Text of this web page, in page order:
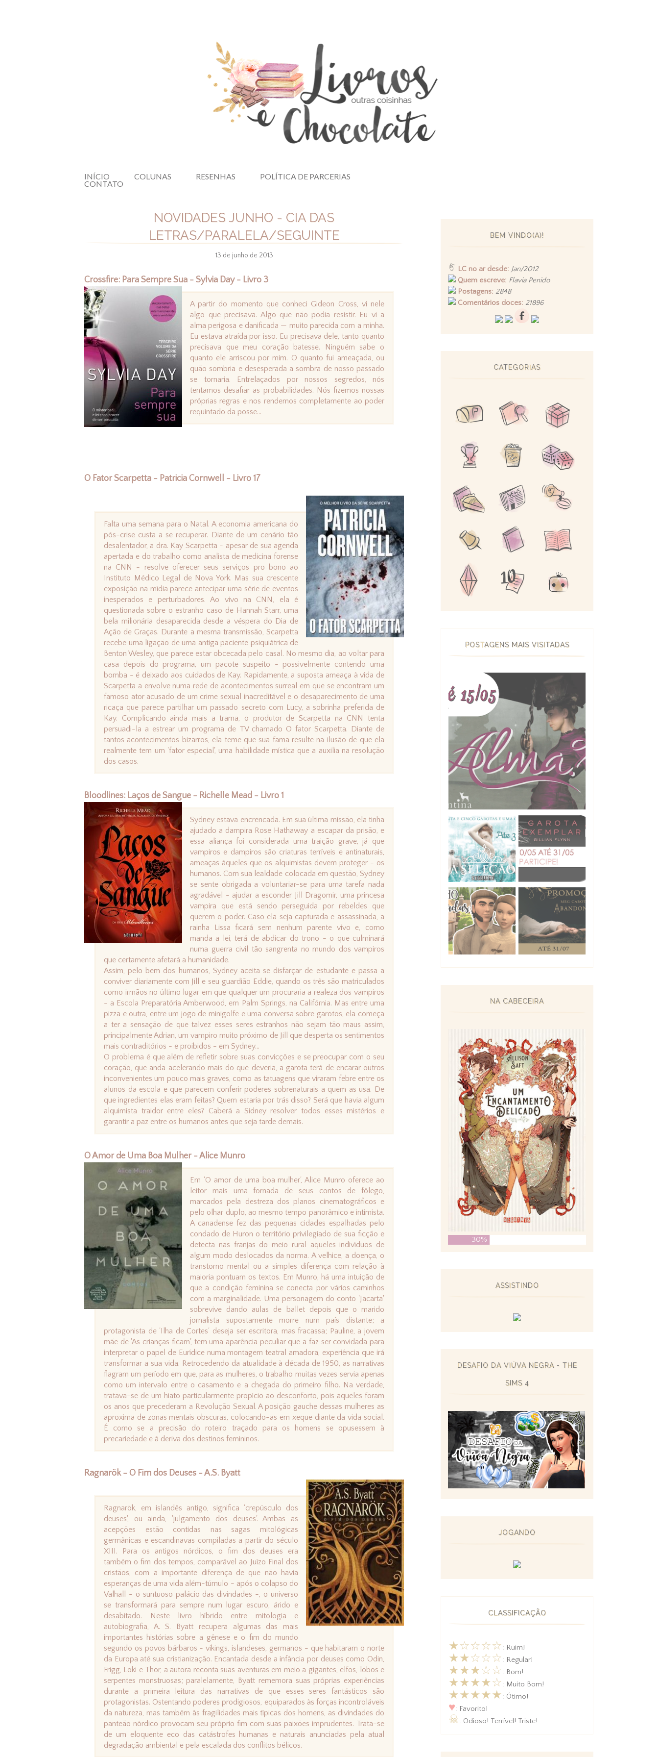
INÍCIO COLUNAS RESENHAS POLÍTICA DE PARCERIAS
CONTATO
NOVIDADES JUNHO - CIA DAS
LETRAS/PARALELA/SEGUINTE
13 de junho de 2013
Crossfire: Para Sempre Sua - Sylvia Day - Livro 3
A partir do momento que conheci Gideon Cross, vi nele
algo que precisava. Algo que não podia resistir. Eu vi a
alma perigosa e danificada — muito parecida com a minha.
Eu estava atraída por isso. Eu precisava dele, tanto quanto
precisava que meu coração batesse. Ninguém sabe o
quanto ele arriscou por mim. O quanto fui ameaçada, ou
quão sombria e desesperada a sombra de nosso passado
se tornaria. Entrelaçados por nossos segredos, nós
tentamos desafiar as probabilidades. Nós fizemos nossas
próprias regras e nos rendemos completamente ao poder
requintado da posse…
O Fator Scarpetta - Patricia Cornwell - Livro 17
Falta uma semana para o Natal. A economia americana do
pós-crise custa a se recuperar. Diante de um cenário tão
desalentador, a dra. Kay Scarpetta - apesar de sua agenda
apertada e do trabalho como analista de medicina forense
na CNN - resolve oferecer seus serviços pro bono ao
Instituto Médico Legal de Nova York. Mas sua crescente
exposição na mídia parece antecipar uma série de eventos
inesperados e perturbadores. Ao vivo na CNN, ela é
questionada sobre o estranho caso de Hannah Starr, uma
bela milionária desaparecida desde a véspera do Dia de
Ação de Graças. Durante a mesma transmissão, Scarpetta
recebe uma ligação de uma antiga paciente psiquiátrica de
Benton Wesley, que parece estar obcecada pelo casal. No mesmo dia, ao voltar para
casa depois do programa, um pacote suspeito - possivelmente contendo uma
bomba - é deixado aos cuidados de Kay. Rapidamente, a suposta ameaça à vida de
Scarpetta a envolve numa rede de acontecimentos surreal em que se encontram um
famoso ator acusado de um crime sexual inacreditável e o desaparecimento de uma
ricaça que parece partilhar um passado secreto com Lucy, a sobrinha preferida de
Kay. Complicando ainda mais a trama, o produtor de Scarpetta na CNN tenta
persuadi-la a estrear um programa de TV chamado O fator Scarpetta. Diante de
tantos acontecimentos bizarros, ela teme que sua fama resulte na ilusão de que ela
realmente tem um 'fator especial', uma habilidade mística que a auxilia na resolução
dos casos.
Bloodlines: Laços de Sangue - Richelle Mead - Livro 1
Sydney estava encrencada. Em sua última missão, ela tinha
ajudado a dampira Rose Hathaway a escapar da prisão, e
essa aliança foi considerada uma traição grave, já que
vampiros e dampiros são criaturas terríveis e antinaturais,
ameaças àqueles que os alquimistas devem proteger - os
humanos. Com sua lealdade colocada em questão, Sydney
se sente obrigada a voluntariar-se para uma tarefa nada
agradável - ajudar a esconder Jill Dragomir, uma princesa
vampira que está sendo perseguida por rebeldes que
querem o poder. Caso ela seja capturada e assassinada, a
rainha Lissa ficará sem nenhum parente vivo e, como
manda a lei, terá de abdicar do trono - o que culminará
numa guerra civil tão sangrenta no mundo dos vampiros
que certamente afetará a humanidade.
Assim, pelo bem dos humanos, Sydney aceita se disfarçar de estudante e passa a
conviver diariamente com Jill e seu guardião Eddie, quando os três são matriculados
como irmãos no último lugar em que qualquer um procuraria a realeza dos vampiros
- a Escola Preparatória Amberwood, em Palm Springs, na Califórnia. Mas entre uma
pizza e outra, entre um jogo de minigolfe e uma conversa sobre garotos, ela começa
a ter a sensação de que talvez esses seres estranhos não sejam tão maus assim,
principalmente Adrian, um vampiro muito próximo de Jill que desperta os sentimentos
mais contraditórios - e proibidos - em Sydney...
O problema é que além de refletir sobre suas convicções e se preocupar com o seu
coração, que anda acelerando mais do que deveria, a garota terá de encarar outros
inconvenientes um pouco mais graves, como as tatuagens que viraram febre entre os
alunos da escola e que parecem conferir poderes sobrenaturais a quem as usa. De
que ingredientes elas eram feitas? Quem estaria por trás disso? Será que havia algum
alquimista traidor entre eles? Caberá a Sidney resolver todos esses mistérios e
garantir a paz entre os humanos antes que seja tarde demais.
O Amor de Uma Boa Mulher - Alice Munro
Em 'O amor de uma boa mulher', Alice Munro oferece ao
leitor mais uma fornada de seus contos de fôlego,
marcados pela destreza dos planos cinematográficos e
pelo olhar duplo, ao mesmo tempo panorâmico e intimista.
A canadense fez das pequenas cidades espalhadas pelo
condado de Huron o território privilegiado de sua ficção e
detecta nas franjas do meio rural aqueles indivíduos de
algum modo deslocados da norma. A velhice, a doença, o
transtorno mental ou a simples diferença com relação à
maioria pontuam os textos. Em Munro, há uma intuição de
que a condição feminina se conecta por vários caminhos
com a marginalidade. Uma personagem do conto 'Jacarta'
sobrevive dando aulas de ballet depois que o marido
jornalista supostamente morre num país distante; a
protagonista de 'Ilha de Cortes' deseja ser escritora, mas fracassa; Pauline, a jovem
mãe de 'As crianças ficam', tem uma aparência peculiar que a faz ser convidada para
interpretar o papel de Eurídice numa montagem teatral amadora, experiência que irá
transformar a sua vida. Retrocedendo da atualidade à década de 1950, as narrativas
flagram um período em que, para as mulheres, o trabalho muitas vezes servia apenas
como um intervalo entre o casamento e a chegada do primeiro filho. Na verdade,
tratava-se de um hiato particularmente propício ao desconforto, pois aqueles foram
os anos que precederam a Revolução Sexual. A posição gauche dessas mulheres as
aproxima de zonas mentais obscuras, colocando-as em xeque diante da vida social.
É como se a precisão do roteiro traçado para os homens se opusessem à
precariedade e à deriva dos destinos femininos.
Ragnarök - O Fim dos Deuses - A.S. Byatt
Ragnarök, em islandês antigo, significa 'crepúsculo dos
deuses', ou ainda, 'julgamento dos deuses'. Ambas as
acepções estão contidas nas sagas mitológicas
germânicas e escandinavas compiladas a partir do século
XIII. Para os antigos nórdicos, o fim dos deuses era
também o fim dos tempos, comparável ao Juízo Final dos
cristãos, com a importante diferença de que não havia
esperanças de uma vida além-túmulo - após o colapso do
Valhall - o suntuoso palácio das divindades -, o universo
se transformará para sempre num lugar escuro, árido e
desabitado. Neste livro híbrido entre mitologia e
autobiografia, A. S. Byatt recupera algumas das mais
importantes histórias sobre a gênese e o fim do mundo
segundo os povos bárbaros - vikings, islandeses, germanos - que habitaram o norte
da Europa até sua cristianização. Encantada desde a infância por deuses como Odin,
Frigg, Loki e Thor, a autora reconta suas aventuras em meio a gigantes, elfos, lobos e
serpentes monstruosas; paralelamente, Byatt rememora suas próprias experiências
durante a primeira leitura das narrativas de que esses seres fantásticos são
protagonistas. Ostentando poderes prodigiosos, equiparados às forças incontroláveis
da natureza, mas também às fragilidades mais típicas dos homens, as divindades do
panteão nórdico provocam seu próprio fim com suas paixões imprudentes. Trata-se
de um eloquente eco das catástrofes humanas e naturais anunciadas pela atual
degradação ambiental e pela escalada dos conflitos bélicos.
BEM VINDO(A)!
LC no ar desde: Jan/2012
Quem escreve: Flavia Penido
Postagens: 2848
Comentários doces: 21896
CATEGORIAS
POSTAGENS MAIS VISITADAS
NA CABECEIRA
30%
ASSISTINDO
DESAFIO DA VIÚVA NEGRA - THE
SIMS 4
JOGANDO
CLASSIFICAÇÃO
★☆☆☆☆: Ruim!
★★☆☆☆: Regular!
★★★☆☆: Bom!
★★★★☆: Muito Bom!
★★★★★: Ótimo!
♥: Favorito!
☠: Odioso! Terrível! Triste!